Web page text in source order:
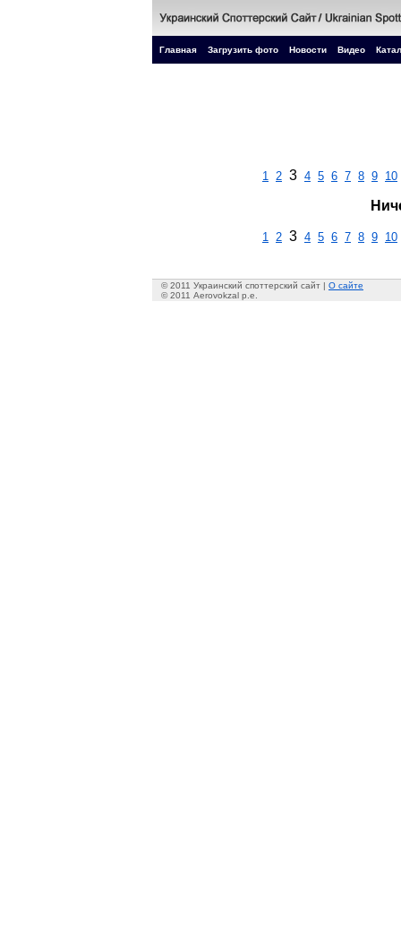
Главная Загрузить фото Новости Видео
1 2 3 4 5 6 7 8 9 10
1 2 3 4 5 6 7 8 9 10
© 2011 Украинский споттерский сайт | О сайте
© 2011 Aerovokzal p.e.